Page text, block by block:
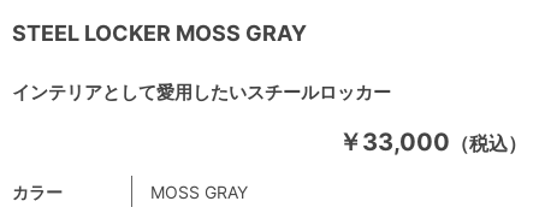
STEEL LOCKER MOSS GRAY
インテリアとして愛用したいスチールロッカー
￥33,000 （税込）
カラー MOSS GRAY